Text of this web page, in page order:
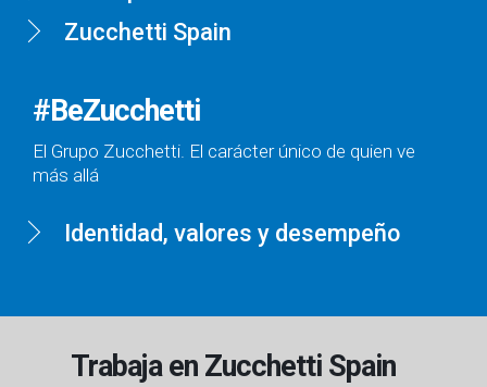
Zucchetti Spain
#BeZucchetti
El Grupo Zucchetti. El carácter único de quien ve
más allá
Identidad, valores y desempeño
Trabaja en Zucchetti Spain